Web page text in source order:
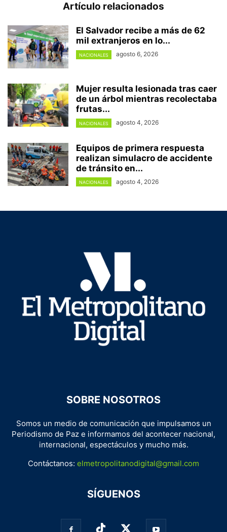
Artículo relacionados
El Salvador recibe a más de 62
mil extranjeros en lo...
NACIONALES agosto 6, 2026
Mujer resulta lesionada tras caer
de un árbol mientras recolectaba
frutas...
NACIONALES agosto 4, 2026
Equipos de primera respuesta
realizan simulacro de accidente
de tránsito en...
NACIONALES agosto 4, 2026
SOBRE NOSOTROS
Somos un medio de comunicación que impulsamos un
Periodismo de Paz e informamos del acontecer nacional,
internacional, espectáculos y mucho más.
Contáctanos: elmetropolitanodigital@gmail.com
SÍGUENOS